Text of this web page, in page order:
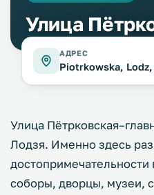
Улица
АДРЕС
Piotrkowska,
Улица
Лодзя. Именно здесь
достопримечательности
соборы, дворцы, музеи,